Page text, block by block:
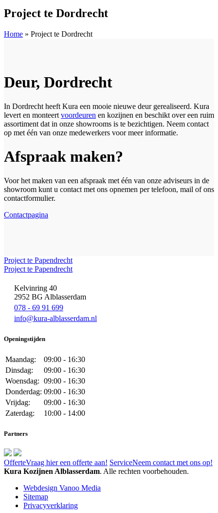
Project te Dordrecht
Home » Project te Dordrecht
Deur, Dordrecht
In Dordrecht heeft Kura een mooie nieuwe deur gerealiseerd. Kura
levert en monteert voordeuren en kozijnen en beschikt over een ruim
assortiment dat in onze showrooms is te bezichtigen. Neem contact
op met één van onze medewerkers voor meer informatie.
Afspraak maken?
Voor het maken van een afspraak met één van onze adviseurs in de
showroom kunt u contact met ons opnemen per telefoon, mail of ons
contactformulier.
Contactpagina
Project te Papendrecht
Project te Papendrecht
Kelvinring 40
2952 BG Alblasserdam
078 - 69 91 699
info@kura-alblasserdam.nl
Openingstijden
Maandag:
09:00 - 16:30
Dinsdag:
09:00 - 16:30
Woensdag: 09:00 - 16:30
Donderdag: 09:00 - 16:30
Vrijdag:
09:00 - 16:30
Zaterdag:
10:00 - 14:00
Partners
OfferteVraag hier een offerte aan! ServiceNeem contact met ons op!
Kura Kozijnen Alblasserdam. Alle rechten voorbehouden.
Webdesign Vanoo Media
Sitemap
Privacyverklaring